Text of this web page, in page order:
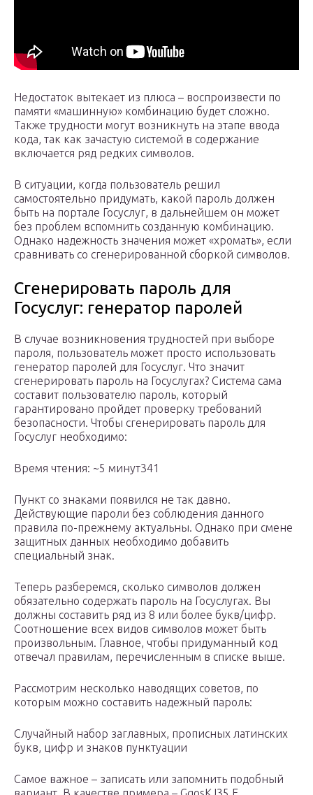
Недостаток вытекает из плюса – воспроизвести по
памяти «машинную» комбинацию будет сложно.
Также трудности могут возникнуть на этапе ввода
кода, так как зачастую системой в содержание
включается ряд редких символов.
В ситуации, когда пользователь решил
самостоятельно придумать, какой пароль должен
быть на портале Госуслуг, в дальнейшем он может
без проблем вспомнить созданную комбинацию.
Однако надежность значения может «хромать», если
сравнивать со сгенерированной сборкой символов.
Сгенерировать пароль для
Госуслуг: генератор паролей
В случае возникновения трудностей при выборе
пароля, пользователь может просто использовать
генератор паролей для Госуслуг. Что значит
сгенерировать пароль на Госуслугах? Система сама
составит пользователю пароль, который
гарантировано пройдет проверку требований
безопасности. Чтобы сгенерировать пароль для
Госуслуг необходимо:
Время чтения: ~5 минут341
Пункт со знаками появился не так давно.
Действующие пароли без соблюдения данного
правила по-прежнему актуальны. Однако при смене
защитных данных необходимо добавить
специальный знак.
Теперь разберемся, сколько символов должен
обязательно содержать пароль на Госуслугах. Вы
должны составить ряд из 8 или более букв/цифр.
Соотношение всех видов символов может быть
произвольным. Главное, чтобы придуманный код
отвечал правилам, перечисленным в списке выше.
Рассмотрим несколько наводящих советов, по
которым можно составить надежный пароль:
Случайный набор заглавных, прописных латинских
букв, цифр и знаков пунктуации
Самое важное – записать или запомнить подобный